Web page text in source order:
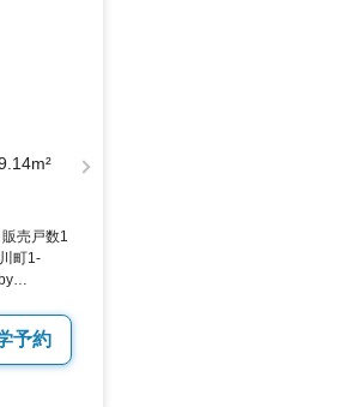
売戸数1
町1-
予約